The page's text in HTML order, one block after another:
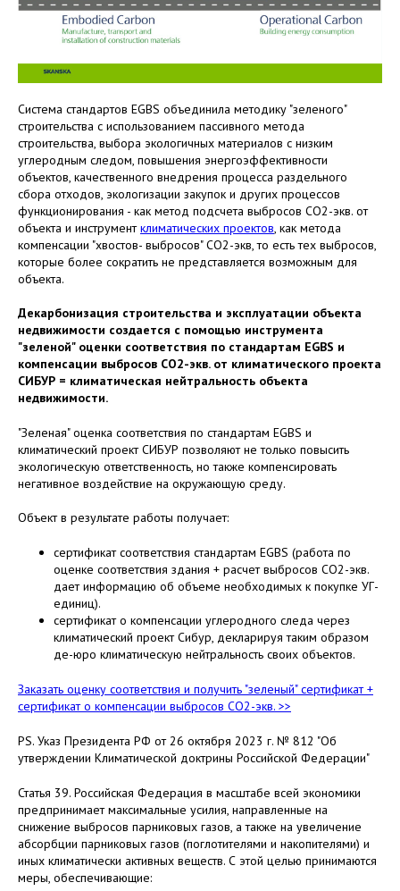
Система стандартов EGBS объединила методику "зеленого"
строительства с использованием пассивного метода
строительства, выбора экологичных материалов с низким
углеродным следом, повышения энергоэффективности
объектов, качественного внедрения процесса раздельного
сбора отходов, экологизации закупок и других процессов
функционирования - как метод подсчета выбросов СО2-экв. от
объекта и инструментклиматических проектов, как метода
компенсации "хвостов- выбросов" СО2-экв, то есть тех выбросов,
которые более сократить не представляется возможным для
объекта.
Декарбонизация строительства и эксплуатации объекта
недвижимости создается с помощью инструмента
"зеленой" оценки соответствия по стандартам EGBS и
компенсации выбросов СО2-экв. от климатического проекта
СИБУР = климатическая нейтральность объекта
недвижимости.
"Зеленая" оценка соответствия по стандартам EGBS и
климатический проект СИБУР позволяют не только повысить
экологическую ответственность, но также компенсировать
негативное воздействие на окружающую среду.
Объект в результате работы получает:
сертификат соответствия стандартам EGBS (работа по
оценке соответствия здания + расчет выбросов СО2-экв.
дает информацию об объеме необходимых к покупке УГ-
единиц).
сертификат о компенсации углеродного следа через
климатический проект Сибур, декларируя таким образом
де-юро климатическую нейтральность своих объектов.
Заказать оценку соответствия и получить "зеленый" сертификат +
сертификат о компенсации выбросов СО2-экв. >>
PS. Указ Президента РФ от 26 октября 2023 г. № 812 "Об
утверждении Климатической доктрины Российской Федерации"
Статья 39. Российская Федерация в масштабе всей экономики
предпринимает максимальные усилия, направленные на
снижение выбросов парниковых газов, а также на увеличение
абсорбции парниковых газов (поглотителями и накопителями) и
иных климатически активных веществ. С этой целью принимаются
меры, обеспечивающие: